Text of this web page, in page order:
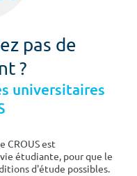
pas de
?
universitaires
CROUS est
étudiante, pour que le
d'étude possibles.